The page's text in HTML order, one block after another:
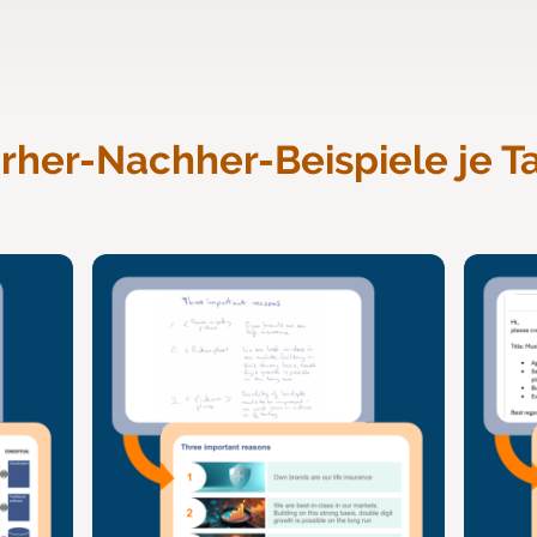
Nachher-Beispiele je